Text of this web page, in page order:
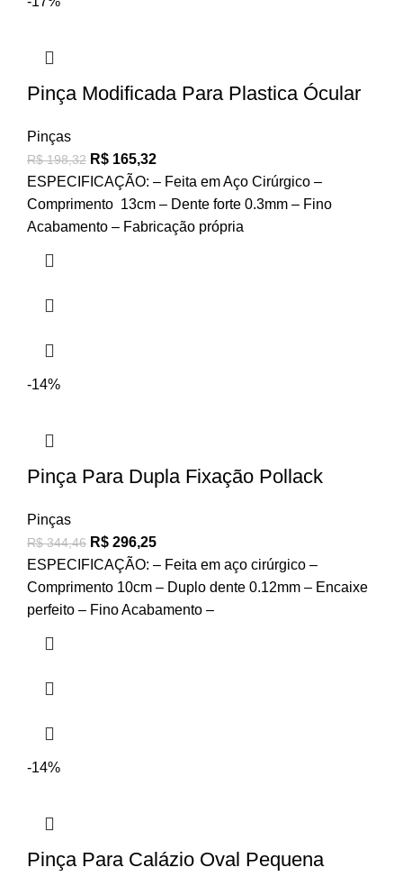
Pinça Modificada Para Plastica Ócular
Pinças
R$198,32 R$ 165,32
ESPECIFICAÇÃO: – Feita em Aço Cirúrgico –
Comprimento 13cm – Dente forte 0.3mm – Fino
Acabamento – Fabricação própria
-14%
Pinça Para Dupla Fixação Pollack
Pinças
R$344,46 R$ 296,25
ESPECIFICAÇÃO: – Feita em aço cirúrgico –
Comprimento 10cm – Duplo dente 0.12mm – Encaixe
perfeito – Fino Acabamento –
-14%
Pinça Para Calázio Oval Pequena